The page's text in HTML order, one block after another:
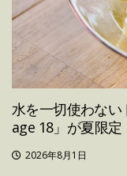
水を一切使わな
age 18」が夏限
2026年8月1日